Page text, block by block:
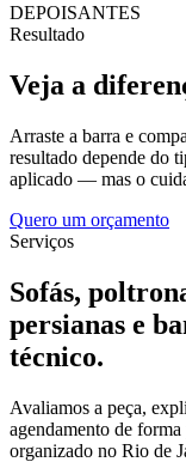
DEPOISANTES
Resultado
Veja a
Arraste a barra e
resultado depende do
aplicado — mas o
Quero um orçamento
Serviços
Sofás,
persianas e
técnico.
Avaliamos a peça,
agendamento de
organizado no Rio de